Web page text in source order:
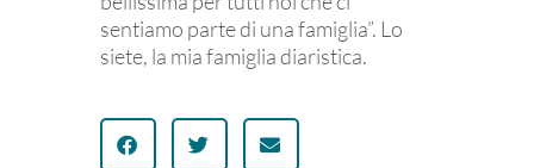
sentiamo parte di una famiglia”. Lo
siete, la mia famiglia diaristica.